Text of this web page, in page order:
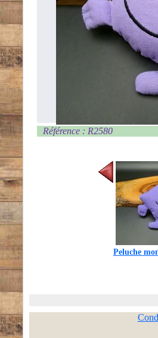
Référence : R2580
Peluche